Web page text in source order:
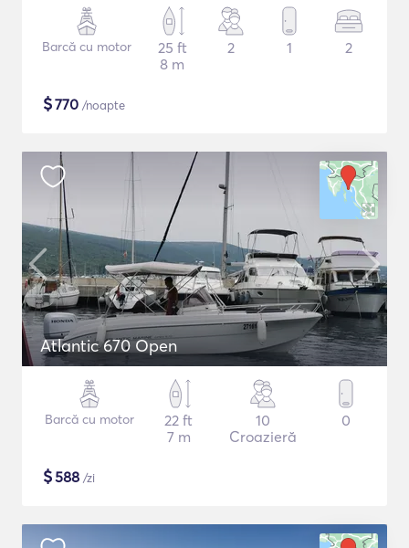
Barcă cu motor
25 ft
8 m
2 1 2
$770 /noapte
Atlantic 670 Open
Barcă cu motor
22 ft
7 m
10
Croazieră
0
$588 /zi